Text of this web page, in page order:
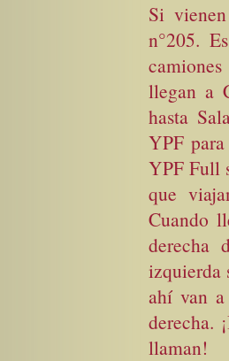
Si
n°205.
llegan a
hasta
YPF
YPF Full
que
Cuando
derecha
izquierda
ahí van
derecha.
llaman!